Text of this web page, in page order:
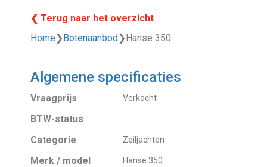
❮ Terug naar het overzicht
Home❯Botenaanbod❯Hanse 350
Algemene specificaties
Vraagprijs Verkocht
BTW-status
Categorie
Zeiljachten
Merk / model Hanse 350